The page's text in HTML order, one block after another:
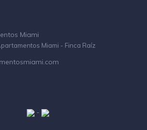
Miami - Finca Raíz
-